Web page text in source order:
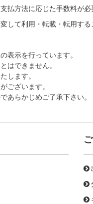
方法に応じた手数料が必
て利用・転載・転用する
表示を行っています。
はできません。
します。
ございます。
あらかじめご了承下さい。